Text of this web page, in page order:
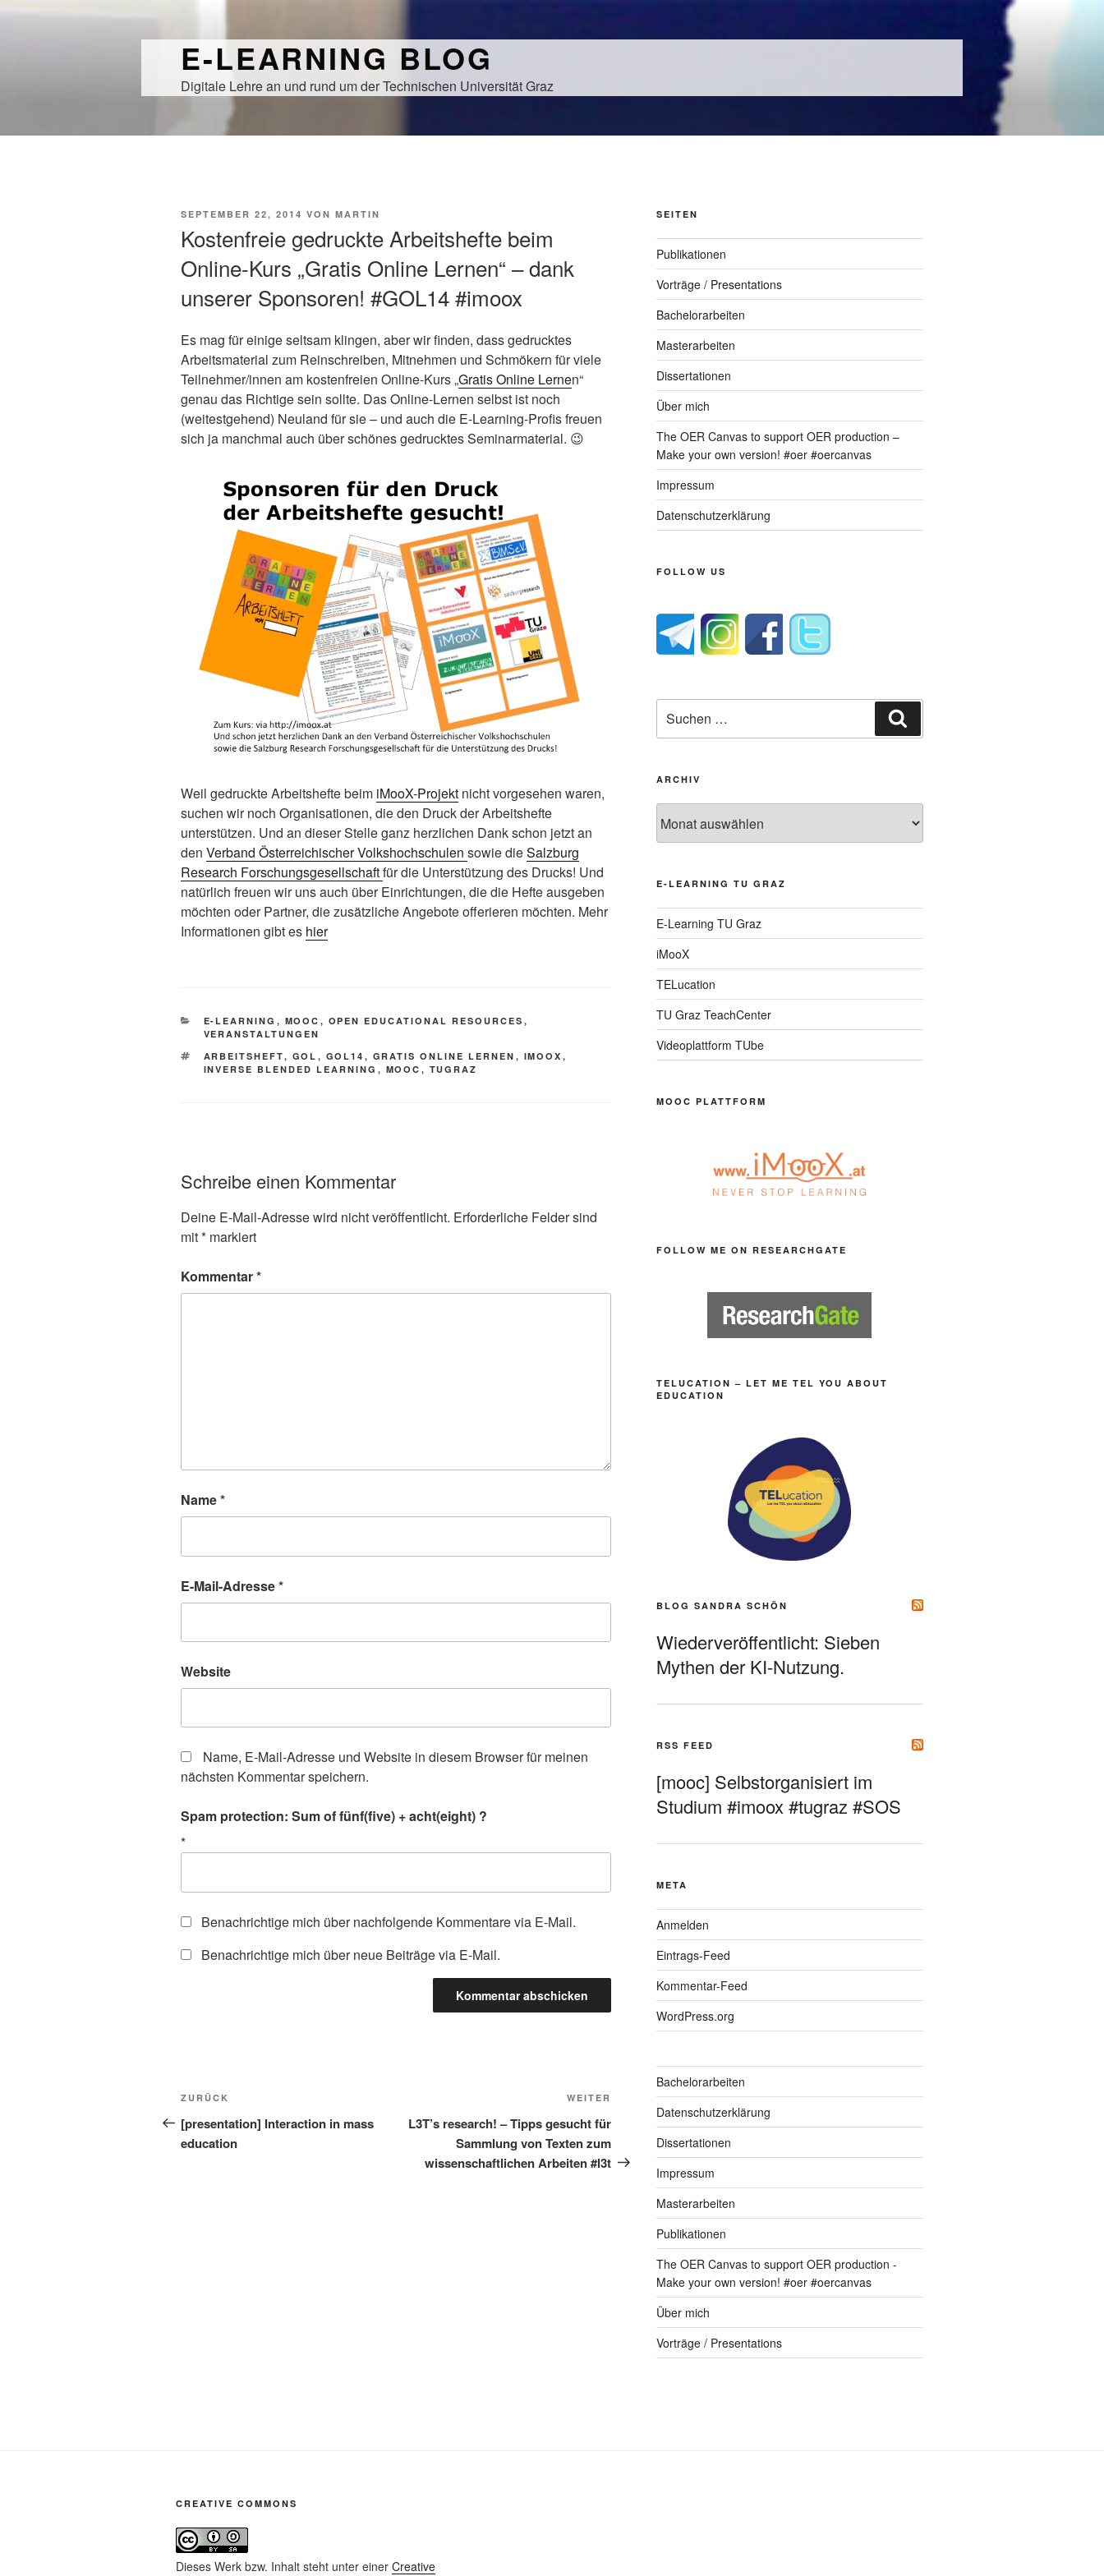
E-LEARNING BLOG
Digitale Lehre an und rund um der Technischen Universität Graz
VERÖFFENTLICHT
SEPTEMBER 22, 2014 VON MARTIN
Kostenfreie gedruckte Arbeitshefte beim
Online-Kurs „Gratis Online Lernen“ – dank
unserer Sponsoren! #GOL14 #imoox
Es mag für einige seltsam klingen, aber wir finden, dass gedrucktes
Arbeitsmaterial zum Reinschreiben, Mitnehmen und Schmökern für viele
Teilnehmer/innen am kostenfreien Online-Kurs „Gratis Online Lernen“
genau das Richtige sein sollte. Das Online-Lernen selbst ist noch
(weitestgehend) Neuland für sie – und auch die E-Learning-Profis freuen
sich ja manchmal auch über schönes gedrucktes Seminarmaterial. 😉
Weil gedruckte Arbeitshefte beim iMooX-Projekt nicht vorgesehen waren,
suchen wir noch Organisationen, die den Druck der Arbeitshefte
unterstützen. Und an dieser Stelle ganz herzlichen Dank schon jetzt an
den Verband Österreichischer Volkshochschulen sowie dieSalzburg
Research Forschungsgesellschaftfür die Unterstützung des Drucks! Und
natürlich freuen wir uns auch über Einrichtungen, die die Hefte ausgeben
möchten oder Partner, die zusätzliche Angebote offerieren möchten. Mehr
Informationen gibt es hier
KATEGORIEN
E-LEARNING , MOOC , OPEN EDUCATIONAL RESOURCES ,
VERANSTALTUNGEN
SCHLAGWÖRTER
ARBEITSHEFT, GOL , GOL14 , GRATIS ONLINE LERNEN , IMOOX ,
INVERSE BLENDED LEARNING , MOOC , TUGRAZ
Schreibe einen Kommentar
Deine E-Mail-Adresse wird nicht veröffentlicht. Erforderliche Felder sind
mit* markiert
Kommentar*
Name*
E-Mail-Adresse*
Website
Name, E-Mail-Adresse und Website in diesem Browser für meinen
nächsten Kommentar speichern.
Spam protection: Sum of fünf(five) + acht(eight) ?
*
Benachrichtige mich über nachfolgende Kommentare via E-Mail.
Benachrichtige mich über neue Beiträge via E-Mail.
Beitragsnavigation
Vorheriger
Beitrag
ZURÜCK
[presentation] Interaction in mass
education
Nächster
Beitrag
WEITER
L3T’s research! – Tipps gesucht für
Sammlung von Texten zum
wissenschaftlichen Arbeiten #l3t
SEITEN
Publikationen
Vorträge / Presentations
Bachelorarbeiten
Masterarbeiten
Dissertationen
Über mich
The OER Canvas to support OER production –
Make your own version! #oer #oercanvas
Impressum
Datenschutzerklärung
FOLLOW US
nach:
ARCHIV
E-LEARNING TU GRAZ
E-Learning TU Graz
iMooX
TELucation
TU Graz TeachCenter
Videoplattform TUbe
MOOC PLATTFORM
FOLLOW ME ON RESEARCHGATE
TELUCATION – LET ME TEL YOU ABOUT
EDUCATION
BLOG SANDRA SCHÖN
Wiederveröffentlicht: Sieben
Mythen der KI-Nutzung.
RSS FEED
[mooc] Selbstorganisiert im
Studium #imoox #tugraz #SOS
META
Anmelden
Eintrags-Feed
Kommentar-Feed
WordPress.org
Bachelorarbeiten
Datenschutzerklärung
Dissertationen
Impressum
Masterarbeiten
Publikationen
The OER Canvas to support OER production -
Make your own version! #oer #oercanvas
Über mich
Vorträge / Presentations
CREATIVE COMMONS
Dieses Werk bzw. Inhalt steht unter einer Creative